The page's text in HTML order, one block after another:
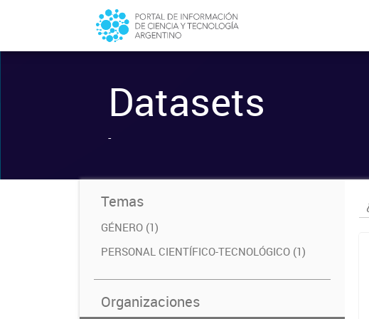
Datasets
-
Temas
GÉNERO (1)
PERSONAL CIENTÍFICO-TECNOLÓGICO (1)
Organizaciones